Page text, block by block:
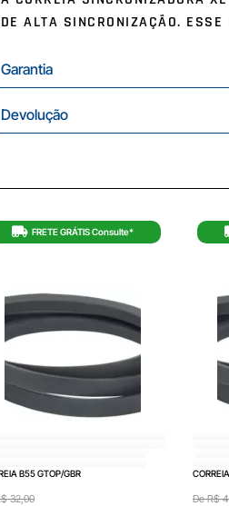
DE ALTA SINCRONIZAÇÃO.
Garantia
Devolução
FRETE GRÁTIS Consulte*
B55 GTOP/GBR
32,00 DeR$